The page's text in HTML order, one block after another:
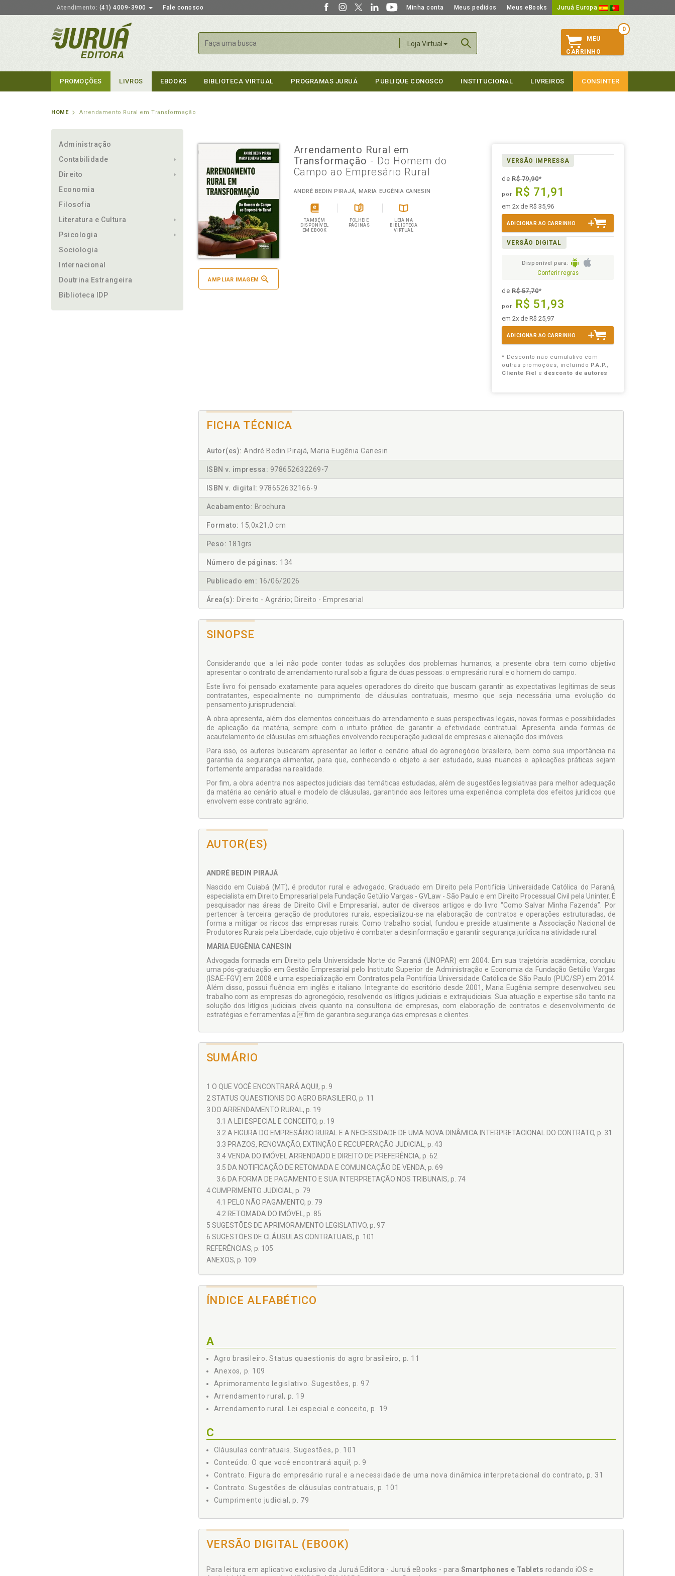
Atendimento: (41) 4009-3900 Fale conosco Minha conta Meus pedidos Meus eBooks Juruá Europa
Loja Virtual
Buscar
0
MEU
CARRINHO
PROMOÇÕES LIVROS EBOOKS BIBLIOTECA VIRTUAL PROGRAMAS JURUÁ PUBLIQUE CONOSCO INSTITUCIONAL LIVREIROS CONSINTER
HOME Arrendamento Rural em Transformação
Administração
Contabilidade
Direito
Economia
Filosofia
Literatura e Cultura
Psicologia
Sociologia
Internacional
Doutrina Estrangeira
Biblioteca IDP
AMPLIAR IMAGEM
Arrendamento Rural em
Transformação - Do Homem do
Campo ao Empresário Rural
ANDRÉ BEDIN PIRAJÁ, MARIA EUGÊNIA CANESIN
TAMBÉM
DISPONÍVEL
EM EBOOK
FOLHEIE
PÁGINAS
LEIA NA
BIBLIOTECA
VIRTUAL
VERSÃO IMPRESSA
deR$ 79,90*
por R$ 71,91
em 2x de R$ 35,96
ADICIONAR AO CARRINHO
VERSÃO DIGITAL
Disponível para:
Conferir regras
deR$ 57,70*
por R$ 51,93
em 2x de R$ 25,97
ADICIONAR AO CARRINHO
* Desconto não cumulativo com
outras promoções, incluindo P.A.P.,
Cliente Fiel
e desconto de autores
FICHA TÉCNICA
Autor(es): André Bedin Pirajá, Maria Eugênia Canesin
ISBN v. impressa: 978652632269-7
ISBN v. digital: 978652632166-9
Acabamento: Brochura
Formato: 15,0x21,0 cm
Peso: 181grs.
Número de páginas: 134
Publicado em: 16/06/2026
Área(s): Direito - Agrário; Direito - Empresarial
SINOPSE
Considerando que a lei não pode conter todas as soluções dos problemas humanos, a presente obra tem como objetivo
apresentar o contrato de arrendamento rural sob a figura de duas pessoas: o empresário rural e o homem do campo.
Este livro foi pensado exatamente para aqueles operadores do direito que buscam garantir as expectativas legítimas de seus
contratantes, especialmente no cumprimento de cláusulas contratuais, mesmo que seja necessária uma evolução do
pensamento jurisprudencial.
A obra apresenta, além dos elementos conceituais do arrendamento e suas perspectivas legais, novas formas e possibilidades
de aplicação da matéria, sempre com o intuito prático de garantir a efetividade contratual. Apresenta ainda formas de
acautelamento de cláusulas em situações envolvendo recuperação judicial de empresas e alienação dos imóveis.
Para isso, os autores buscaram apresentar ao leitor o cenário atual do agronegócio brasileiro, bem como sua importância na
garantia da segurança alimentar, para que, conhecendo o objeto a ser estudado, suas nuances e aplicações práticas sejam
fortemente amparadas na realidade.
Por fim, a obra adentra nos aspectos judiciais das temáticas estudadas, além de sugestões legislativas para melhor adequação
da matéria ao cenário atual e modelo de cláusulas, garantindo aos leitores uma experiência completa dos efeitos jurídicos que
envolvem esse contrato agrário.
AUTOR(ES)
ANDRÉ BEDIN PIRAJÁ
Nascido em Cuiabá (MT), é produtor rural e advogado. Graduado em Direito pela Pontifícia Universidade Católica do Paraná,
especialista em Direito Empresarial pela Fundação Getúlio Vargas - GVLaw - São Paulo e em Direito Processual Civil pela Uninter. É
pesquisador nas áreas de Direito Civil e Empresarial, autor de diversos artigos e do livro “Como Salvar Minha Fazenda”. Por
pertencer à terceira geração de produtores rurais, especializou-se na elaboração de contratos e operações estruturadas, de
forma a mitigar os riscos das empresas rurais. Como trabalho social, fundou e preside atualmente a Associação Nacional de
Produtores Rurais pela Liberdade, cujo objetivo é combater a desinformação e garantir segurança jurídica na atividade rural.
MARIA EUGÊNIA CANESIN
Advogada formada em Direito pela Universidade Norte do Paraná (UNOPAR) em 2004. Em sua trajetória acadêmica, concluiu
uma pós-graduação em Gestão Empresarial pelo Instituto Superior de Administração e Economia da Fundação Getúlio Vargas
(ISAE-FGV) em 2008 e uma especialização em Contratos pela Pontifícia Universidade Católica de São Paulo (PUC/SP) em 2014.
Além disso, possui fluência em inglês e italiano. Integrante do escritório desde 2001, Maria Eugênia sempre desenvolveu seu
trabalho com as empresas do agronegócio, resolvendo os litígios judiciais e extrajudiciais. Sua atuação e expertise são tanto na
solução dos litígios judiciais cíveis quanto na consultoria de empresas, com elaboração de contratos e desenvolvimento de
estratégias e ferramentas a fim de garantira segurança das empresas e clientes.
SUMÁRIO
1 O QUE VOCÊ ENCONTRARÁ AQUI!, p. 9
2 STATUS QUAESTIONIS DO AGRO BRASILEIRO, p. 11
3 DO ARRENDAMENTO RURAL, p. 19
3.1 A LEI ESPECIAL E CONCEITO, p. 19
3.2 A FIGURA DO EMPRESÁRIO RURAL E A NECESSIDADE DE UMA NOVA DINÂMICA INTERPRETACIONAL DO CONTRATO, p. 31
3.3 PRAZOS, RENOVAÇÃO, EXTINÇÃO E RECUPERAÇÃO JUDICIAL, p. 43
3.4 VENDA DO IMÓVEL ARRENDADO E DIREITO DE PREFERÊNCIA, p. 62
3.5 DA NOTIFICAÇÃO DE RETOMADA E COMUNICAÇÃO DE VENDA, p. 69
3.6 DA FORMA DE PAGAMENTO E SUA INTERPRETAÇÃO NOS TRIBUNAIS, p. 74
4 CUMPRIMENTO JUDICIAL, p. 79
4.1 PELO NÃO PAGAMENTO, p. 79
4.2 RETOMADA DO IMÓVEL, p. 85
5 SUGESTÕES DE APRIMORAMENTO LEGISLATIVO, p. 97
6 SUGESTÕES DE CLÁUSULAS CONTRATUAIS, p. 101
REFERÊNCIAS, p. 105
ANEXOS, p. 109
ÍNDICE ALFABÉTICO
A
Agro brasileiro. Status quaestionis do agro brasileiro, p. 11
Anexos, p. 109
Aprimoramento legislativo. Sugestões, p. 97
Arrendamento rural, p. 19
Arrendamento rural. Lei especial e conceito, p. 19
C
Cláusulas contratuais. Sugestões, p. 101
Conteúdo. O que você encontrará aqui!, p. 9
Contrato. Figura do empresário rural e a necessidade de uma nova dinâmica interpretacional do contrato, p. 31
Contrato. Sugestões de cláusulas contratuais, p. 101
Cumprimento judicial, p. 79
Empresário rural. Figura do empresário rural e a necessidade de uma nova dinâmica interpretacional do contrato,
VERSÃO DIGITAL (EBOOK)
Para leitura em aplicativo exclusivo da Juruá Editora - Juruá eBooks - para Smartphones e Tablets rodando iOS e